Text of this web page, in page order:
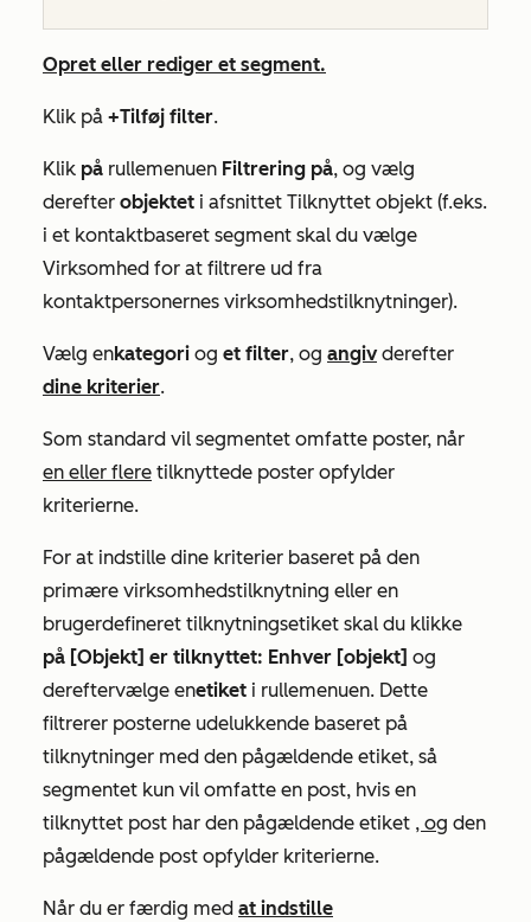
Opret eller rediger et segment.
Klik på +Tilføj filter.
Klik på rullemenuen Filtrering på, og vælg
derefter objektet i afsnittet Tilknyttet objekt (f.eks.
i et kontaktbaseret segment skal du vælge
Virksomhed for at filtrere ud fra
kontaktpersonernes virksomhedstilknytninger).
Vælg enkategori og et filter, og angivderefter
dine kriterier.
Som standard vil segmentet omfatte poster, når
en eller flere tilknyttede poster opfylder
kriterierne.
For at indstille dine kriterier baseret på den
primære virksomhedstilknytning eller en
brugerdefineret tilknytningsetiket skal du klikke
på [Objekt] er tilknyttet: Enhver [objekt] og
dereftervælge enetiket i rullemenuen. Dette
filtrerer posterne udelukkende baseret på
tilknytninger med den pågældende etiket, så
segmentet kun vil omfatte en post, hvis en
tilknyttet post har den pågældende etiket , og den
pågældende post opfylder kriterierne.
Når du er færdig med at indstille